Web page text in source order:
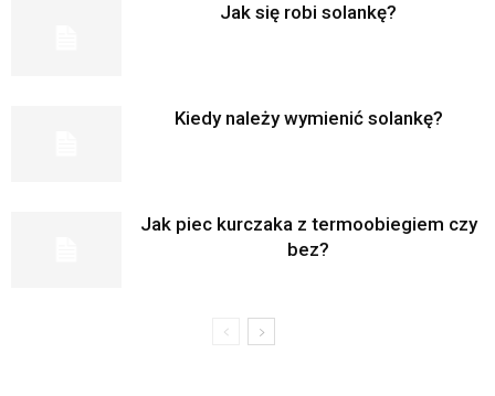
Jak się robi solankę?
Kiedy należy wymienić solankę?
Jak piec kurczaka z termoobiegiem czy
bez?